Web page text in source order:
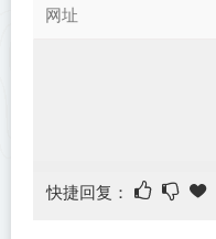
快捷回复：